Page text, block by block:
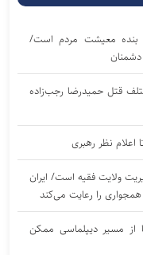
بنده معیشت مردم است/
دشمنان
قتل حمیدرضا رجب‌زاده
نظر رهبری
ولایت فقیه است/ ایران
را رعایت می‌کند
از مسیر دیپلماسی ممکن